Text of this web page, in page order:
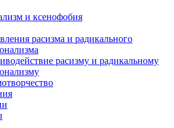
и ксенофобия
расизма и радикального
расизму и радикальному